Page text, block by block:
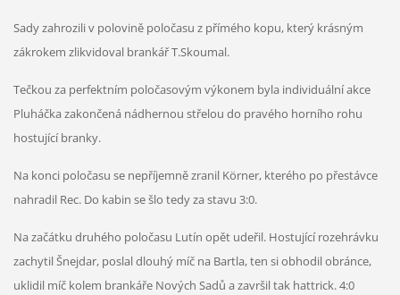
Sady zahrozili v polovině poločasu z přímého kopu, který krásným
zákrokem zlikvidoval brankář T.Skoumal.
Tečkou za perfektním poločasovým výkonem byla individuální akce
Pluháčka zakončená nádhernou střelou do pravého horního rohu
hostující branky.
Na konci poločasu se nepříjemně zranil Körner, kterého po přestávce
nahradil Rec. Do kabin se šlo tedy za stavu 3:0.
Na začátku druhého poločasu Lutín opět udeřil. Hostující rozehrávku
zachytil Šnejdar, poslal dlouhý míč na Bartla, ten si obhodil obránce,
uklidil míč kolem brankáře Nových Sadů a završil tak hattrick. 4:0